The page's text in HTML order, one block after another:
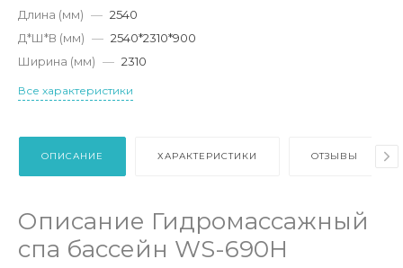
Длина (мм) — 2540
Д*Ш*В (мм) — 2540*2310*900
Ширина (мм) — 2310
Все характеристики
ОПИСАНИЕ ХАРАКТЕРИСТИКИ ОТЗЫВЫ
Описание Гидромассажный
спа бассейн WS-690H